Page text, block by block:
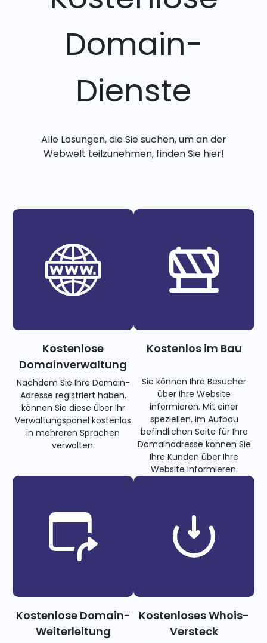
Domain-
Dienste
Alle Lösungen, die Sie suchen, um an der
Webwelt teilzunehmen, finden Sie hier!
Kostenlose
Domainverwaltung
Nachdem Sie Ihre Domain-
Adresse registriert haben,
können Sie diese über Ihr
Verwaltungspanel kostenlos
in mehreren Sprachen
verwalten.
Kostenlos im Bau
Sie können Ihre Besucher
über Ihre Website
informieren. Mit einer
speziellen, im Aufbau
befindlichen Seite für Ihre
Domainadresse können Sie
Ihre Kunden über Ihre
Website informieren.
Kostenlose Domain-
Weiterleitung
Kostenloses Whois-
Versteck